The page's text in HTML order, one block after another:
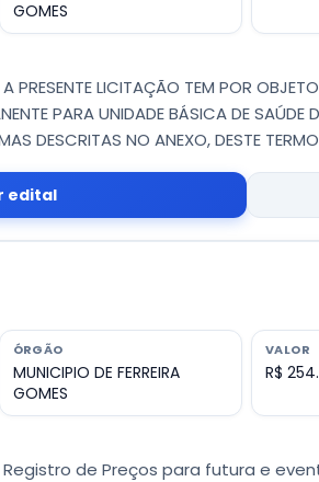
GOMES
LICITAÇÃO TEM POR OBJETO
PARA UNIDADE BÁSICA DE
DESCRITAS NO ANEXO, DESTE TERMO
edital
ÓRGÃO
MUNICIPIO DE FERREIRA
GOMES
VALOR
R$
de Preços para futura e eventual